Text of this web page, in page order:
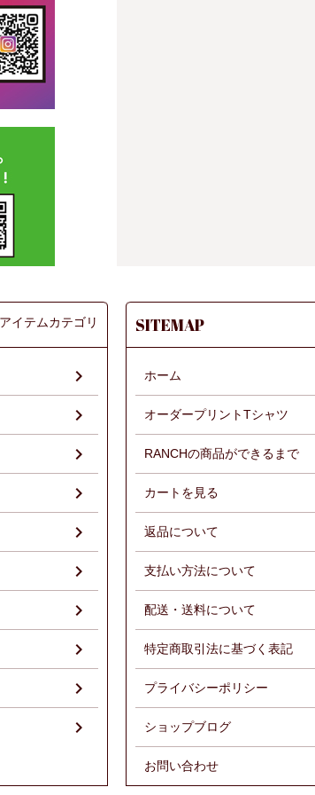
アイテムカテゴリ SITEMAP
ホーム
オーダープリントTシャツ
RANCHの商品ができるまで
カートを見る
返品について
支払い方法について
配送・送料について
特定商取引法に基づく表記
プライバシーポリシー
ショップブログ
お問い合わせ